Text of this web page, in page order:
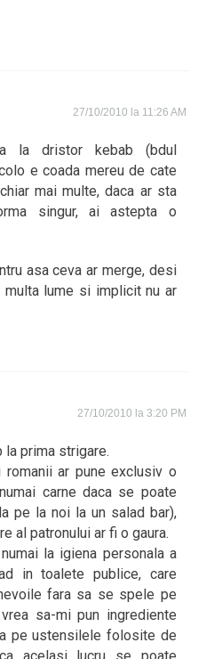
27/10/2010 la 11:26 AM
la dristor kebab (bdul
e coada mereu de cate
mai multe, daca ar sta
singur, ai astepta o
asa ceva ar merge, desi
multa lume si implicit nu ar
27/10/2010 la 3:20 PM
la prima strigare.
ar pune exclusiv o
carne daca se poate
pe la noi la un salad bar),
al patronului ar fi o gaura.
la igiena personala a
in toalete publice, care
fara sa se spele pe
sa-mi pun ingrediente
pe ustensilele folosite de